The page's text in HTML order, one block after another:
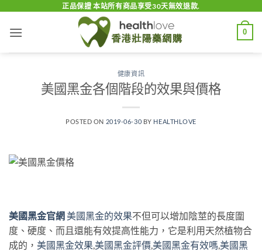
content
正品保證 本站所有商品享受30天無效退款.
0
健康資訊
美國黑金各個階段的效果與價格
POSTED ON 2019-06-30 BY HEALTHLOVE
美國黑金官網 美國黑金的效果不但可以增加陰莖的長度圍
度、硬度、而且還能有效提高性能力，它是利用天然植物合
成的， 美國黑金效果 美國黑金評價 美國黑金有效嗎 美國黑